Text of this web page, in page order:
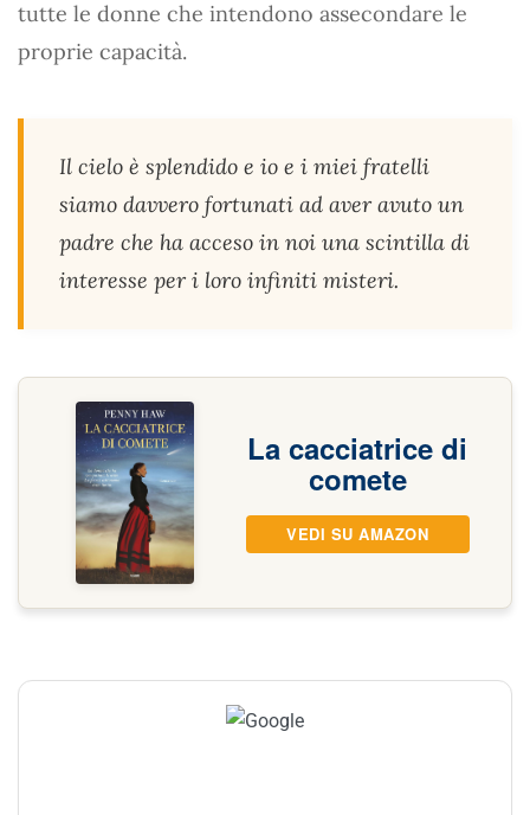
tutte le donne che intendono assecondare le
proprie capacità.
Il cielo è splendido e io e i miei fratelli
siamo davvero fortunati ad aver avuto un
padre che ha acceso in noi una scintilla di
interesse per i loro infiniti misteri.
La cacciatrice di
comete
VEDI SU AMAZON